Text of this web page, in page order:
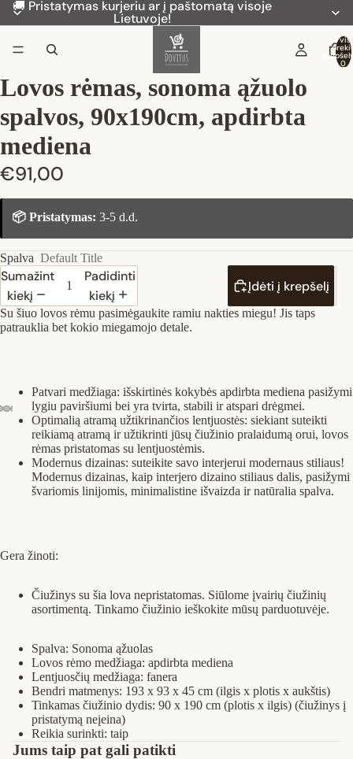
🚚 Pristatymas kurjeriu ar į paštomatą visoje
Lietuvoje!
Iš
0
Lovos rėmas, sonoma ąžuolo
spalvos, 90x190cm, apdirbta
mediena
€91,00
📦 Pristatymas: 3-5 d.d.
Spalva Default Title
Sumažinti
kiekį
Padidinti
kiekį
Įdėti į krepšelį
Su šiuo lovos rėmu pasimėgaukite ramiu nakties miegu! Jis taps
patrauklia bet kokio miegamojo detale.
Patvari medžiaga: išskirtinės kokybės apdirbta mediena pasižymi
lygiu paviršiumi bei yra tvirta, stabili ir atspari drėgmei.
Optimalią atramą užtikrinančios lentjuostės: siekiant suteikti
reikiamą atramą ir užtikrinti jūsų čiužinio pralaidumą orui, lovos
rėmas pristatomas su lentjuostėmis.
Modernus dizainas: suteikite savo interjerui modernaus stiliaus!
Modernus dizainas, kaip interjero dizaino stiliaus dalis, pasižymi
švariomis linijomis, minimalistine išvaizda ir natūralia spalva.
Gera žinoti:
Čiužinys su šia lova nepristatomas. Siūlome įvairių čiužinių
asortimentą. Tinkamo čiužinio ieškokite mūsų parduotuvėje.
Spalva: Sonoma ąžuolas
Lovos rėmo medžiaga: apdirbta mediena
Lentjuosčių medžiaga: fanera
Bendri matmenys: 193 x 93 x 45 cm (ilgis x plotis x aukštis)
Tinkamas čiužinio dydis: 90 x 190 cm (plotis x ilgis) (čiužinys į
pristatymą neįeina)
Reikia surinkti: taip
Jums taip pat gali patikti
Privatumo strategija